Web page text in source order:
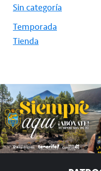
Sin categoría
Temporada
Tienda